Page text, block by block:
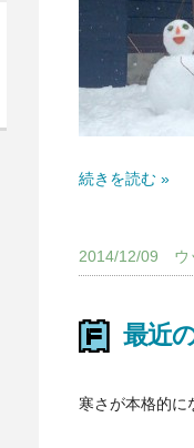
続きを読む »
2014/12/09 ウ
最近
寒さが本格的に